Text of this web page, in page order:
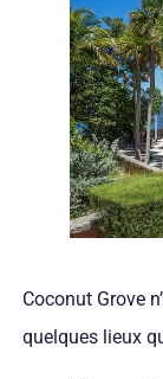
Coconut Grove
quelques lieux